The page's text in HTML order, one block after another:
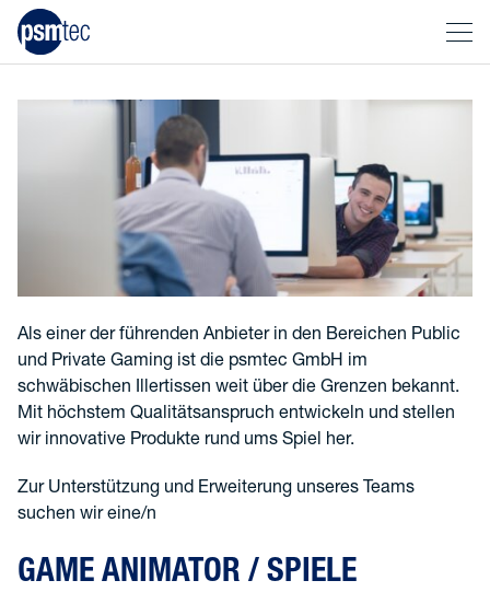
Als einer der führenden Anbieter in den Bereichen Public
und Private Gaming ist die psmtec GmbH im
schwäbischen Illertissen weit über die Grenzen bekannt.
Mit höchstem Qualitätsanspruch entwickeln und stellen
wir innovative Produkte rund ums Spiel her.
Zur Unterstützung und Erweiterung unseres Teams
suchen wir eine/n
GAME ANIMATOR / SPIELE